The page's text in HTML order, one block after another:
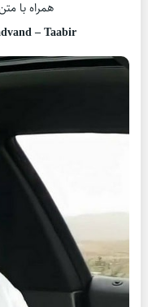
همراه با
– Taabir